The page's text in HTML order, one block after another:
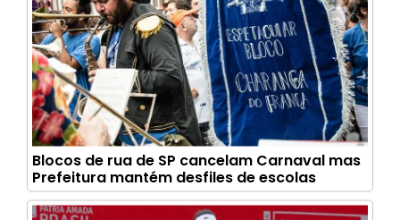
Blocos de rua de SP cancelam Carnaval mas
Prefeitura mantém desfiles de escolas